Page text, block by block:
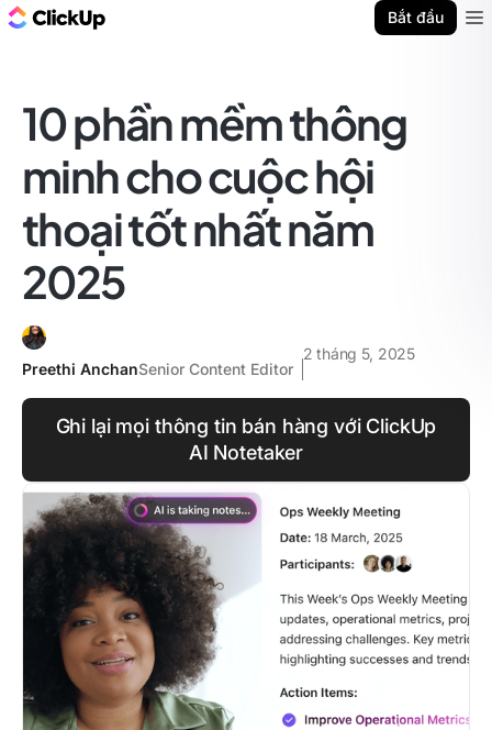
Bắt đầu
10 phần mềm thông
minh cho cuộc hội
thoại tốt nhất năm
2025
Preethi AnchanSenior Content Editor
2 tháng 5, 2025
Ghi lại mọi thông tin bán hàng với ClickUp
AI Notetaker